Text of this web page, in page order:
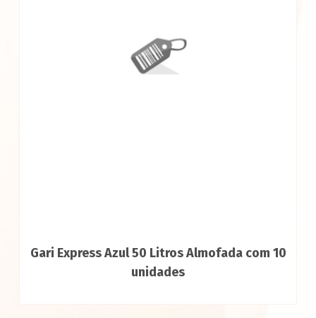
Gari Express Azul 50 Litros Almofada com 10
unidades